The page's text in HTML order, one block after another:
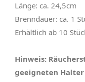
Länge: ca. 24,5cm
Brenndauer: ca. 1
Erhältlich ab 10
Hinweis:
geeigneten